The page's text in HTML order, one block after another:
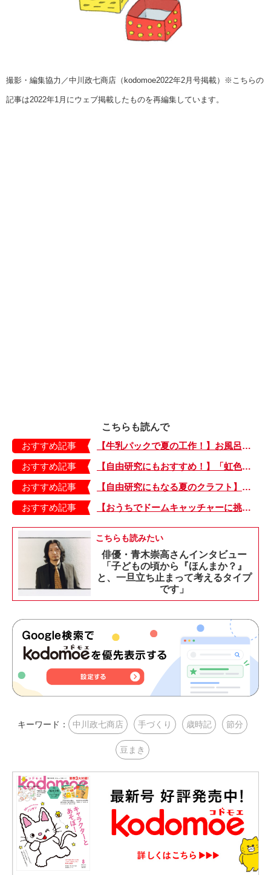
撮影・編集協力／中川政七商店（kodomoe2022年2月号掲載）※こちらの
記事は2022年1月にウェブ掲載したものを再編集しています。
こちらも読んで
おすすめ記事
【牛乳パックで夏の工作！】お風呂やおうちプールで水に浮かべてあそぼ！「牛乳パックのぷかぷかボート」
おすすめ記事
【自由研究にもおすすめ！】「虹色うちわ」作ってみました！ 夏休みの工作に最＆高♪・編集部スタッフイチオシ！
おすすめ記事
【自由研究にもなる夏のクラフト】どんな模様が出るかな？ 開くまでのお楽しみ♪「虹色うちわ」の作り方
おすすめ記事
【おうちでドームキャッチャーに挑戦だ】アンパンマン わくわくドームキャッチャー
こちらも読みたい
俳優・青木崇高さんインタビュー
「子どもの頃から『ほんまか？』
と、一旦立ち止まって考えるタイプ
です」
キーワード： 中川政七商店 手づくり 歳時記 節分
豆まき